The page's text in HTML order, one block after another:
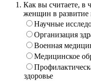
Как вы считаете, в
женщин в
Научные
Организация
Военная
Медицинское
здоровье